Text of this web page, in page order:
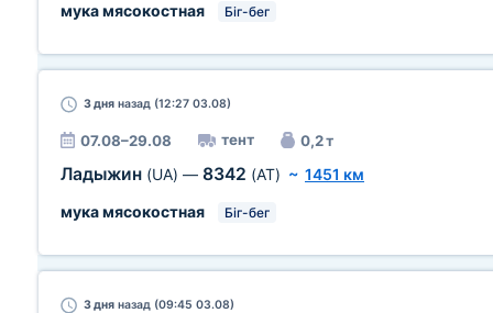
мука мясокостная
Біг-бег
3 дня назад (12:27 03.08)
07.08–29.08 тент 0,2 т
Ладыжин (UA) — 8342 (AT) ~ 1451 км
мука мясокостная
Біг-бег
3 дня назад (09:45 03.08)